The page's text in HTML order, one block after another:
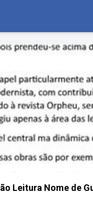
Leitura Nome de